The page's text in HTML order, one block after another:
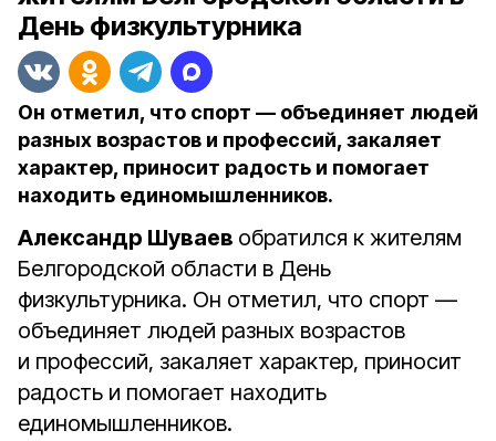
День физкультурника
Он отметил, что спорт — объединяет людей
разных возрастов и профессий, закаляет
характер, приносит радость и помогает
находить единомышленников.
Александр Шуваев обратился к жителям
Белгородской области в День
физкультурника. Он отметил, что спорт —
объединяет людей разных возрастов
и профессий, закаляет характер, приносит
радость и помогает находить
единомышленников.